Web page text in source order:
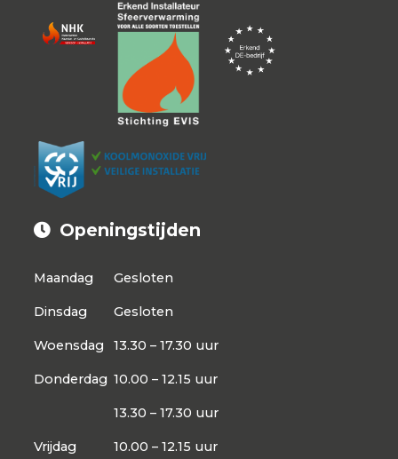
Openingstijden
Maandag Gesloten
Dinsdag Gesloten
Woensdag 13.30 – 17.30 uur
Donderdag 10.00 – 12.15 uur
13.30 – 17.30 uur
Vrijdag 10.00 – 12.15 uur